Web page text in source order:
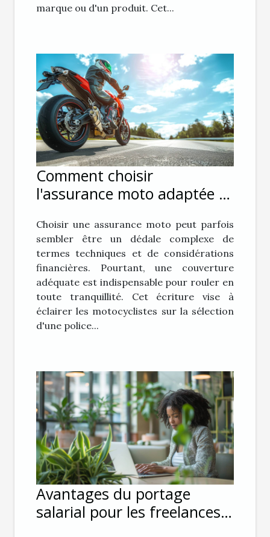
marque ou d'un produit. Cet...
Comment choisir
l'assurance moto adaptée à
Choisir une assurance moto peut parfois
sembler être un dédale complexe de
termes techniques et de considérations
financières. Pourtant, une couverture
adéquate est indispensable pour rouler en
toute tranquillité. Cet écriture vise à
éclairer les motocyclistes sur la sélection
d'une police...
Avantages du portage
salarial pour les freelances